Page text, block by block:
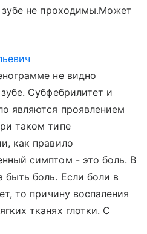
зубе не проходимы.Может
не видно
Субфебрилитет и
являются проявлением
таком типе
как правило
симптом - это боль. В
быть боль. Если боли в
то причину воспаления
тканях глотки. С